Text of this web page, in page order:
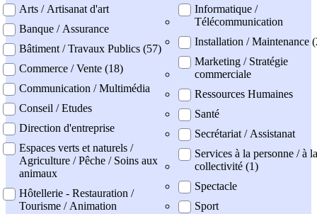
Arts / Artisanat d'art
Banque / Assurance
Bâtiment / Travaux Publics (57)
Commerce / Vente (18)
Communication / Multimédia
Conseil / Etudes
Direction d'entreprise
Espaces verts et naturels /
Agriculture / Pêche / Soins aux
animaux
Hôtellerie - Restauration /
Tourisme / Animation
Informatique /
Télécommunication
Installation / Maintenance
Marketing / Stratégie
commerciale
Ressources Humaines
Santé
Secrétariat / Assistanat
Services à la personne / à la
collectivité (1)
Spectacle
Sport